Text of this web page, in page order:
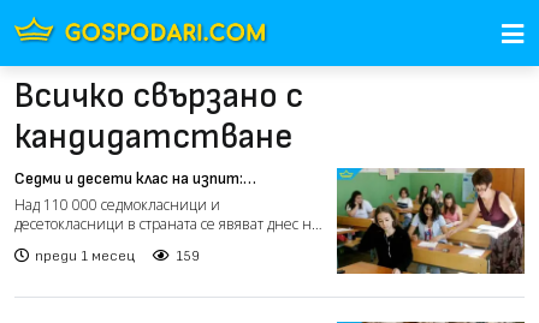
Всичко свързано с
кандидатстване
Седми и десети клас на изпит:
Математиката изправя учениците пред
нови предизвикателства
Над 110 000 седмокласници и
десетокласници в страната се явяват днес на
преди 1 месец 159